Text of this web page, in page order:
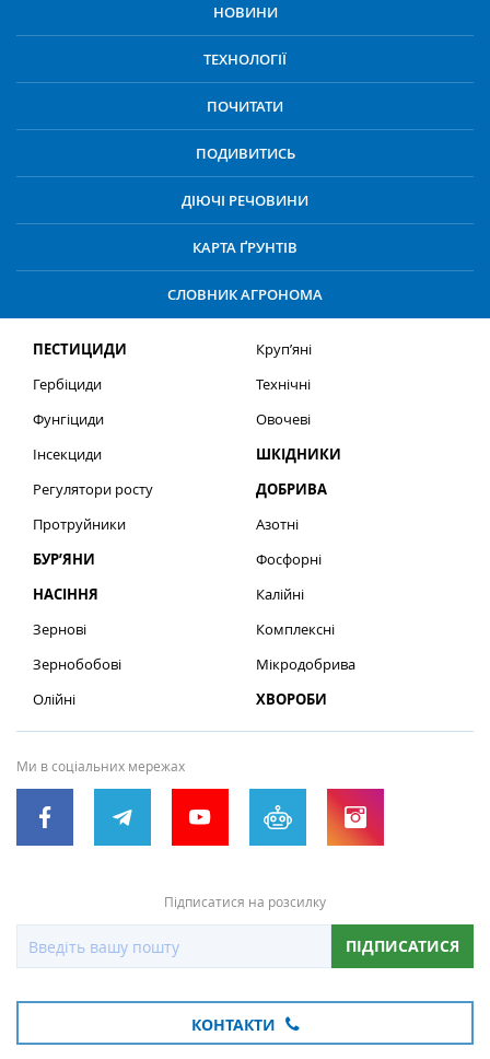
НОВИНИ
ТЕХНОЛОГІЇ
ПОЧИТАТИ
ПОДИВИТИСЬ
ДІЮЧІ РЕЧОВИНИ
КАРТА ҐРУНТІВ
СЛОВНИК АГРОНОМА
ПЕСТИЦИДИ
Гербіциди
Фунгіциди
Інсекциди
Регулятори росту
Протруйники
БУР’ЯНИ
НАСІННЯ
Зернові
Зернобобові
Олійні
Круп’яні
Технічні
Овочеві
ШКІДНИКИ
ДОБРИВА
Азотні
Фосфорні
Калійні
Комплексні
Мікродобрива
ХВОРОБИ
Ми в соціальних мережах
Підписатися на розсилку
ПІДПИСАТИСЯ
КОНТАКТИ